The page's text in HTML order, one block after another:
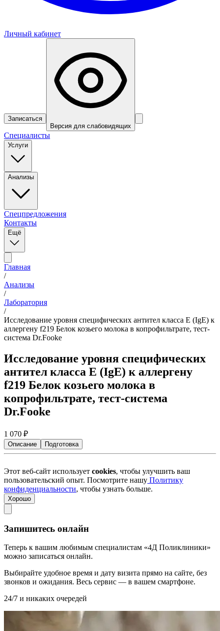
Личный кабинет
Записаться
Версия для слабовидящих
Специалисты
Услуги
Анализы
Спецпредложения
Контакты
Ещё
Главная
/
Анализы
/
Лаборатория
/
Исследование уровня специфических антител класса E (IgE) к
аллергену f219 Белок козьего молока в копрофильтрате, тест-
система Dr.Fooke
Исследование уровня специфических
антител класса E (IgE) к аллергену
f219 Белок козьего молока в
копрофильтрате, тест-система
Dr.Fooke
1 070 ₽
Описание Подготовка
Этот веб-сайт использует cookies, чтобы улучшить ваш
пользовательский опыт. Посмотрите нашу Политику
конфиденциальности, чтобы узнать больше.
Хорошо
Запишитесь онлайн
Теперь к вашим любимым специалистам «4Д Поликлиники»
можно записаться онлайн.
Выбирайте удобное время и дату визита прямо на сайте, без
звонков и ожидания. Весь сервис — в вашем смартфоне.
24/7 и никаких очередей